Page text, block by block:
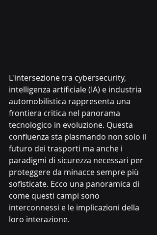
L'intersezione tra cybersecurity,
intelligenza artificiale (IA) e industria
automobilistica rappresenta una
frontiera critica nel panorama
tecnologico in evoluzione. Questa
confluenza sta plasmando non solo il
futuro dei trasporti ma anche i
paradigmi di sicurezza necessari per
proteggere da minacce sempre più
sofisticate. Ecco una panoramica di
come questi campi sono
interconnessi e le implicazioni della
loro interazione.